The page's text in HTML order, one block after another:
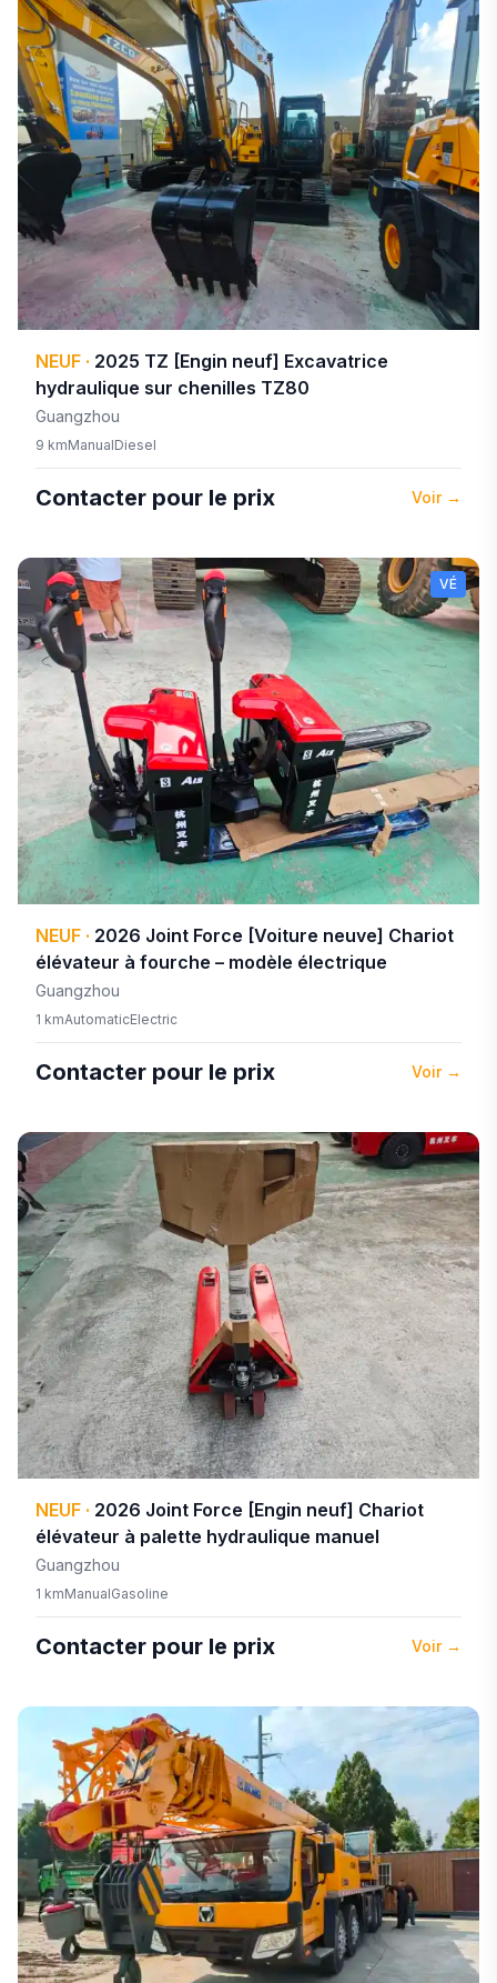
NEUF · 2025 TZ [Engin neuf] Excavatrice
hydraulique sur chenilles TZ80
Guangzhou
9 kmManualDiesel
Contacter pour le prix Voir→
VÉ
NEUF · 2026 Joint Force [Voiture neuve] Chariot
élévateur à fourche – modèle électrique
Guangzhou
1 kmAutomaticElectric
Contacter pour le prix Voir→
NEUF · 2026 Joint Force [Engin neuf] Chariot
élévateur à palette hydraulique manuel
Guangzhou
1 kmManualGasoline
Contacter pour le prix Voir→